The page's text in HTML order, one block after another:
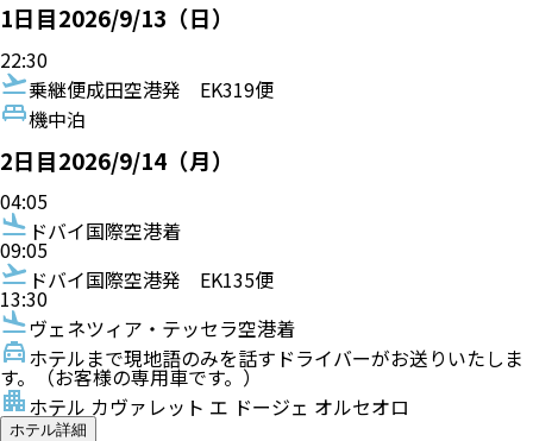
1日目2026/9/13（日）
22:30
乗継便成田空港発
EK319便
機中泊
2日目2026/9/14（月）
04:05
ドバイ国際空港着
09:05
ドバイ国際空港発
EK135便
13:30
ヴェネツィア・テッセラ空港着
ホテルまで現地語のみを話すドライバーがお送りいたしま
す。（お客様の専用車です。）
ホテル カヴァレット エ ドージェ オルセオロ
ホテル詳細